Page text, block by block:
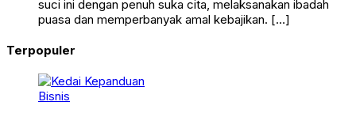
suci ini dengan penuh suka cita, melaksanakan ibadah
puasa dan memperbanyak amal kebajikan. […]
Terpopuler
Bisnis